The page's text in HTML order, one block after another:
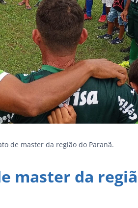
de master da região do Paranã.
master da